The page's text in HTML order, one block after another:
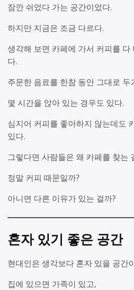
잠깐 쉬었다 가는 공간이었다.
하지만 지금은 조금 다르다.
생각해 보면 카페에 가서 커피를
다.
주문한 음료를 한참 동안 그대로 두
몇 시간을 앉아 있는 경우도 있다.
심지어 커피를 좋아하지 않는데도
있다.
그렇다면 사람들은 왜 카페를 찾는
정말 커피 때문일까?
아니면 다른 이유가 있는 걸까?
혼자 있기 좋은 공간
현대인은 생각보다 혼자 있을 공간
집에 있으면 가족이 있고,